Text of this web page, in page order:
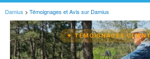
Damius > Témoignages et Avis sur Damius
✦ TÉMOIGNAGES